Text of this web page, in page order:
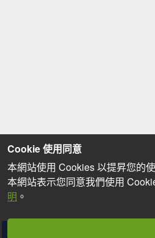
Cookie 使用同意
本網站使用 Cookies 以提昇您的
本網站表示您同意我們使用
明 。